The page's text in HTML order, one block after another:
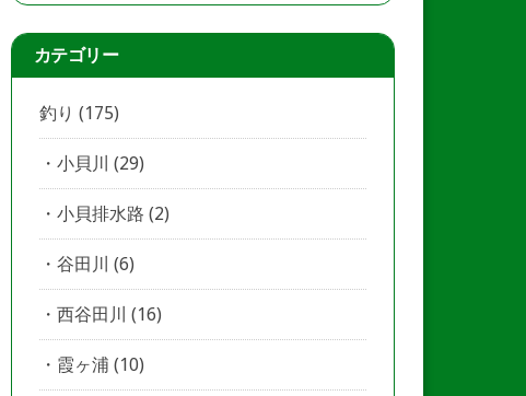
カテゴリー
釣り (175)
小貝川 (29)
小貝排水路 (2)
谷田川 (6)
西谷田川 (16)
霞ヶ浦 (10)